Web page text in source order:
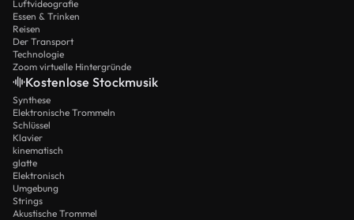
Luftvideografie
Essen & Trinken
Reisen
Der Transport
Technologie
Zoom virtuelle Hintergründe
Kostenlose Stockmusik
Synthese
Elektronische Trommeln
Schlüssel
Klavier
kinematisch
glatte
Elektronisch
Umgebung
Strings
Akustische Trommel